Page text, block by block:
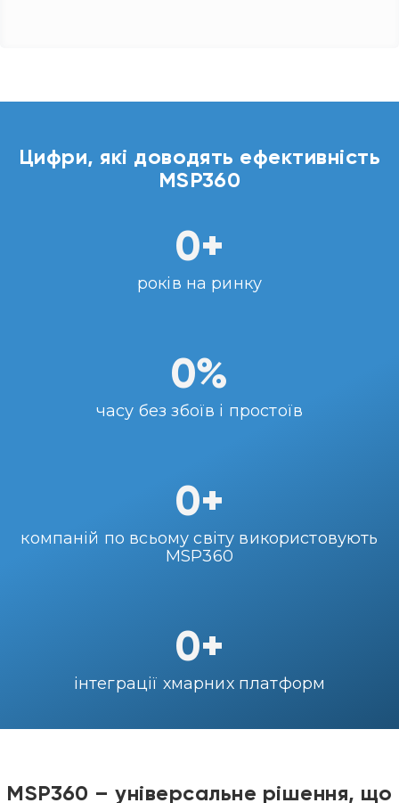
Цифри, які доводять ефективність
MSP360
0+
років на ринку
0%
часу без збоїв і простоїв
0+
компаній по всьому світу використовують
MSP360
0+
інтеграції хмарних платформ
MSP360 – універсальне рішення, що